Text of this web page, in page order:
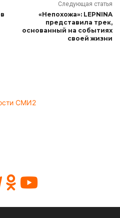
Следующая статья
«Непохожа»: LEPNINA
представила трек,
основанный на событиях
своей жизни
СМИ2